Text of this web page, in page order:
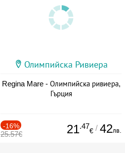
Олимпийска Ривиера
Regina Mare - Олимпийска ривиера,
Гърция
-16%
25.57€ 21.47
€ / 42лв.